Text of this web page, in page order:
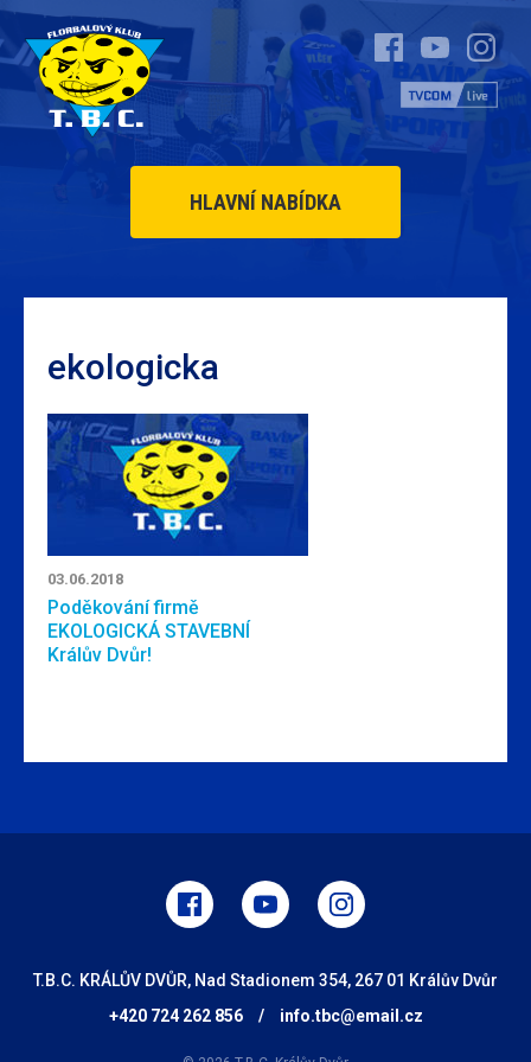
HLAVNÍ NABÍDKA
ekologicka
03.06.2018
Poděkování firmě
EKOLOGICKÁ STAVEBNÍ
Králův Dvůr!
T.B.C. KRÁLŮV DVŮR, Nad Stadionem 354, 267 01 Králův Dvůr
+420 724 262 856
/ info.tbc@email.cz